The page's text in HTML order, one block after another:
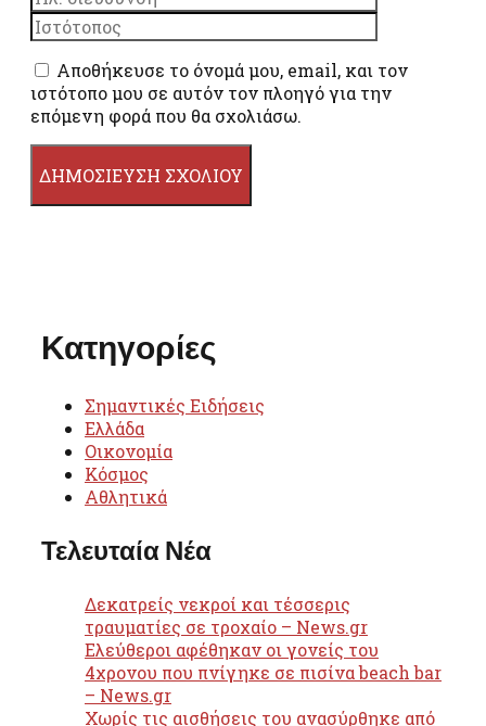
Αποθήκευσε το όνομά μου, email, και τον
ιστότοπο μου σε αυτόν τον πλοηγό για την
επόμενη φορά που θα σχολιάσω.
Κατηγορίες
Σημαντικές Ειδήσεις
Ελλάδα
Οικονομία
Κόσμος
Αθλητικά
Τελευταία Νέα
Δεκατρείς νεκροί και τέσσερις
τραυματίες σε τροχαίο – News.gr
Ελεύθεροι αφέθηκαν οι γονείς του
4χρονου που πνίγηκε σε πισίνα beach bar
– News.gr
Χωρίς τις αισθήσεις του ανασύρθηκε από